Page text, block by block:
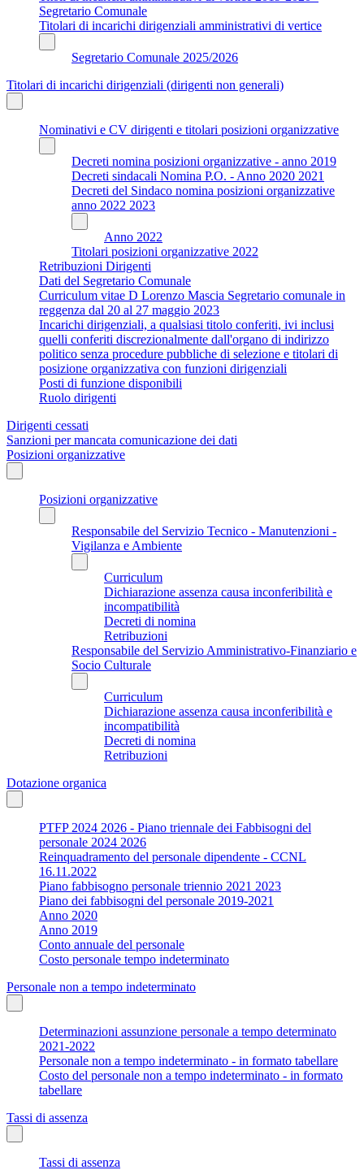
Segretario Comunale
Titolari di incarichi dirigenziali amministrativi di vertice
Segretario Comunale 2025/2026
Titolari di incarichi dirigenziali (dirigenti non generali)
Nominativi e CV dirigenti e titolari posizioni organizzative
Decreti nomina posizioni organizzative - anno 2019
Decreti sindacali Nomina P.O. - Anno 2020 2021
Decreti del Sindaco nomina posizioni organizzative
anno 2022 2023
Anno 2022
Titolari posizioni organizzative 2022
Retribuzioni Dirigenti
Dati del Segretario Comunale
Curriculum vitae D Lorenzo Mascia Segretario comunale in
reggenza dal 20 al 27 maggio 2023
Incarichi dirigenziali, a qualsiasi titolo conferiti, ivi inclusi
quelli conferiti discrezionalmente dall'organo di indirizzo
politico senza procedure pubbliche di selezione e titolari di
posizione organizzativa con funzioni dirigenziali
Posti di funzione disponibili
Ruolo dirigenti
Dirigenti cessati
Sanzioni per mancata comunicazione dei dati
Posizioni organizzative
Posizioni organizzative
Responsabile del Servizio Tecnico - Manutenzioni -
Vigilanza e Ambiente
Curriculum
Dichiarazione assenza causa inconferibilità e
incompatibilità
Decreti di nomina
Retribuzioni
Responsabile del Servizio Amministrativo-Finanziario e
Socio Culturale
Curriculum
Dichiarazione assenza causa inconferibilità e
incompatibilità
Decreti di nomina
Retribuzioni
Dotazione organica
PTFP 2024 2026 - Piano triennale dei Fabbisogni del
personale 2024 2026
Reinquadramento del personale dipendente - CCNL
16.11.2022
Piano fabbisogno personale triennio 2021 2023
Piano dei fabbisogni del personale 2019-2021
Anno 2020
Anno 2019
Conto annuale del personale
Costo personale tempo indeterminato
Personale non a tempo indeterminato
Determinazioni assunzione personale a tempo determinato
2021-2022
Personale non a tempo indeterminato - in formato tabellare
Costo del personale non a tempo indeterminato - in formato
tabellare
Tassi di assenza
Tassi di assenza